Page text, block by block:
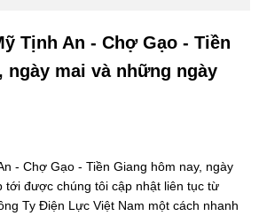
Tịnh An - Chợ Gạo - Tiền
ngày mai và những ngày
- Chợ Gạo - Tiền Giang hôm nay, ngày
tới được chúng tôi cập nhật liên tục từ
Ty Điện Lực Việt Nam một cách nhanh